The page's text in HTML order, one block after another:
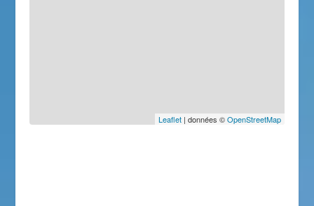
Leaflet| données ©OpenStreetMap